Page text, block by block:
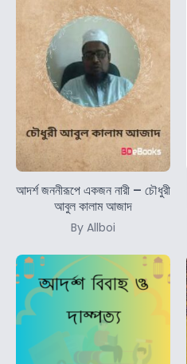
আদর্শ জননীরূপে একজন নারী – চৌধুরী
আবুল কালাম আজাদ
By Allboi